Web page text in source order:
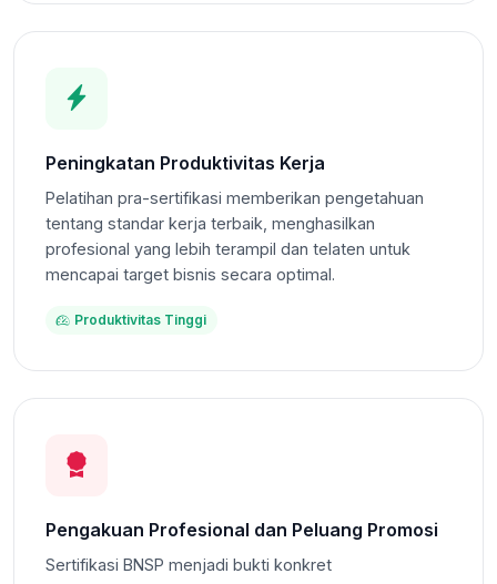
Peningkatan Produktivitas Kerja
Pelatihan pra-sertifikasi memberikan pengetahuan
tentang standar kerja terbaik, menghasilkan
profesional yang lebih terampil dan telaten untuk
mencapai target bisnis secara optimal.
Produktivitas Tinggi
Pengakuan Profesional dan Peluang Promosi
Sertifikasi BNSP menjadi bukti konkret